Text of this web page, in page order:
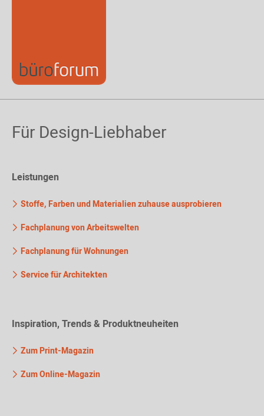
Für Design-Liebhaber
Leistungen
Stoffe, Farben und Materialien zuhause ausprobieren
Fachplanung von Arbeitswelten
Fachplanung für Wohnungen
Service für Architekten
Inspiration, Trends & Produktneuheiten
Zum Print-Magazin
Zum Online-Magazin